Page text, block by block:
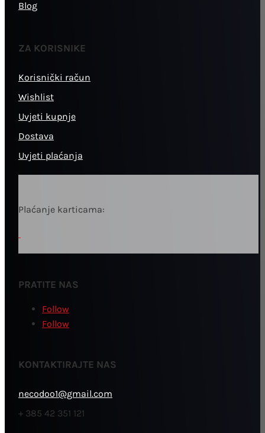
Blog
ZA KORISNIKE
Korisnički račun
Wishlist
Uvjeti kupnje
Dostava
Uvjeti plaćanja
Plaćanje karticama:
PRATITE NAS
Follow
Follow
KONTAKTIRAJTE NAS
necodoo1@gmail.com
+ 385 42 351 121